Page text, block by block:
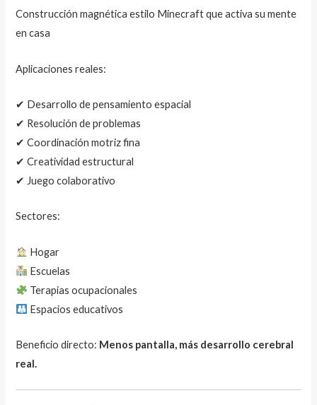
Construcción magnética estilo Minecraft que activa su mente
en casa
Aplicaciones reales:
✔ Desarrollo de pensamiento espacial
✔ Resolución de problemas
✔ Coordinación motriz fina
✔ Creatividad estructural
✔ Juego colaborativo
Sectores:
Hogar
Escuelas
Terapias ocupacionales
Espacios educativos
Beneficio directo: Menos pantalla, más desarrollo cerebral
real.